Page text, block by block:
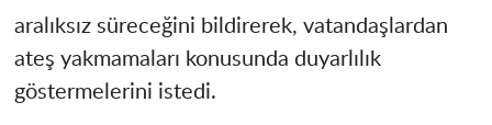
aralıksız süreceğini bildirerek, vatandaşlardan
ateş yakmamaları konusunda duyarlılık
göstermelerini istedi.